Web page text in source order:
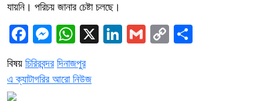
যায়নি। পরিচয় জানার চেষ্টা চলছে।
Facebook
Messenger
WhatsApp
X LinkedIn
GmailCopy
বিষয় চিরিরবন্দর দিনাজপুর
এ ক্যাটাগরির আরো নিউজ